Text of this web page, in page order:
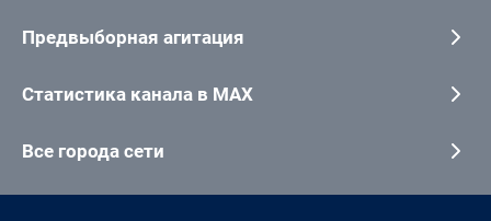
Предвыборная агитация
Статистика канала в MAX
Все города сети